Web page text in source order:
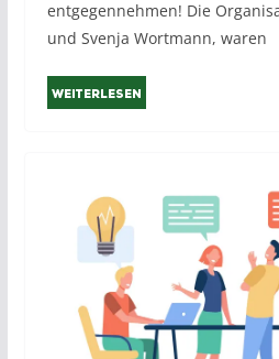
entgegennehmen! Die
und Svenja Wortmann, waren
Weiterlesen